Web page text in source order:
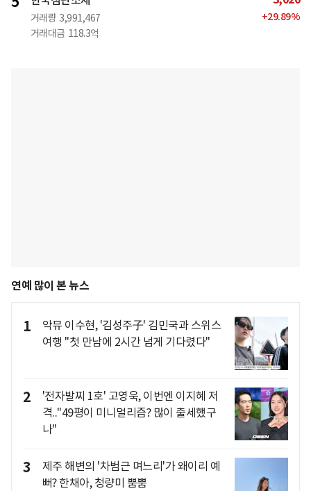
거래량 3,991,467
거래대금 118.3억
+29.89%
연예 많이 본 뉴스
1
악뮤 이수현, '김성주子' 김민국과 스위스
여행 "첫 만남에 2시간 넘게 기다렸다"
2
'전자발찌 1호' 고영욱, 이번엔 이지혜 저
격.."49평이 미니멀리즘? 많이 출세했구
나"
3
제주 해변의 '차범근 며느리'가 왜이리 예
뻐? 한채아, 청량미 뿜뿜